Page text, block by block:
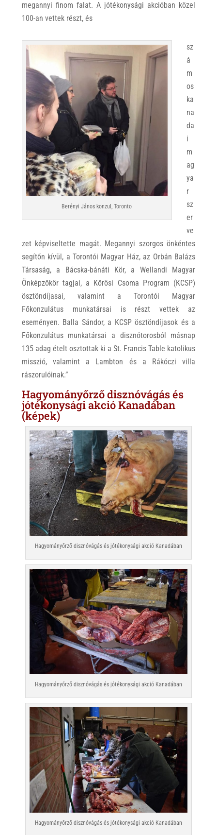
megannyi finom falat. A jótékonysági akcióban közel
100-an vettek részt, és
Berényi János konzul, Toronto
sz
á
m
os
ka
na
da
i
m
ag
ya
r
sz
er
ve
zet képviseltette magát. Megannyi szorgos önkéntes
segítőn kívül, a Torontói Magyar Ház, az Orbán Balázs
Társaság, a Bácska-bánáti Kör, a Wellandi Magyar
Önképzőkör tagjai, a Kőrösi Csoma Program (KCSP)
ösztöndíjasai, valamint a Torontói Magyar
Főkonzulátus munkatársai is részt vettek az
eseményen. Balla Sándor, a KCSP ösztöndíjasok és a
Főkonzulátus munkatársai a disznótorosból másnap
135 adag ételt osztottak ki a St. Francis Table katolikus
misszió, valamint a Lambton és a Rákóczi villa
rászorulóinak.”
Hagyományőrző disznóvágás és
jótékonysági akció Kanadában
(képek)
Hagyományőrző disznóvágás és jótékonysági akció Kanadában
Hagyományőrző disznóvágás és jótékonysági akció Kanadában
Hagyományőrző disznóvágás és jótékonysági akció Kanadában